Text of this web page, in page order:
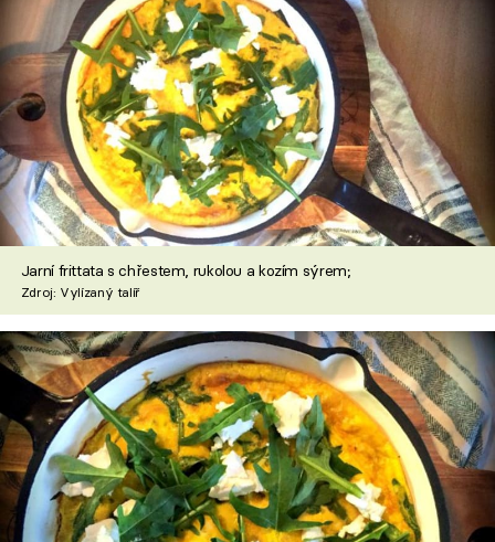
Jarní frittata s chřestem, rukolou a kozím sýrem;
Zdroj: Vylízaný talíř